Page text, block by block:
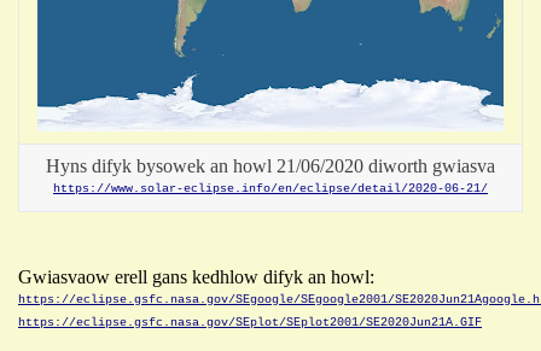
Hyns difyk bysowek an howl 21/06/2020 diworth gwiasva
https://www.solar-eclipse.info/en/eclipse/detail/2020-06-21/
Gwiasvaow erell gans kedhlow difyk an howl:
https://eclipse.gsfc.nasa.gov/SEgoogle/SEgoogle2001/
https://eclipse.gsfc.nasa.gov/SEplot/SEplot2001/SE2020Jun21A.GIF